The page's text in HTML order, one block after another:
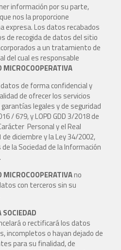
información por su parte,
nos la proporcione
expresa. Los datos recabados
de recogida de datos del sitio
a un tratamiento de
del cual es responsable
MICROCOOPERATIVA
de forma confidencial y
de ofrecer los servicios
legales y de seguridad
/ 679, y LOPD GDD 3/2018 de
Personal y el Real
diciembre y la Ley 34/2002,
la Sociedad de la Información
MICROCOOPERATIVAno
con terceros sin su
o rectificará los datos
incompletos o hayan dejado de
para su finalidad, de